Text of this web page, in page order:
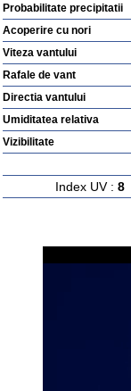
Probabilitate precipitatii
Acoperire cu nori
Viteza vantului
Rafale de vant
Directia vantului
Umiditatea relativa
Vizibilitate
Index UV : 8